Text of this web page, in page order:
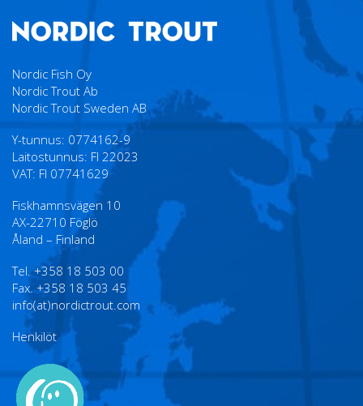
Nordic Fish Oy
Nordic Trout Ab
Nordic Trout Sweden AB
Y-tunnus: 0774162-9
Laitostunnus: FI 22023
VAT: FI 07741629
Fiskhamnsvägen 10
AX-22710 Föglö
Åland – Finland
Tel. +358 18 503 00
Fax. +358 18 503 45
info(at)nordictrout.com
Henkilöt